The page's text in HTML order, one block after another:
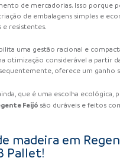
de mercadorias. Isso porque
de embalagens simples e
e resistentes.
uma gestão racional e
otimização considerável a partir
oferece um ganho
que é uma escolha ecológica,
Feijó são duráveis e feitos
madeira em
Pallet!